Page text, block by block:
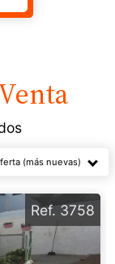
(más nuevas)
Ref. 3758